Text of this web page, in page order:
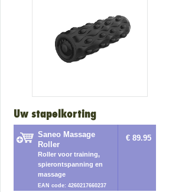
Uw stapelkorting
Saneo Massage
Roller
Roller voor training,
spierontspanning en
massage
EAN code: 4260217660237
€ 89.95